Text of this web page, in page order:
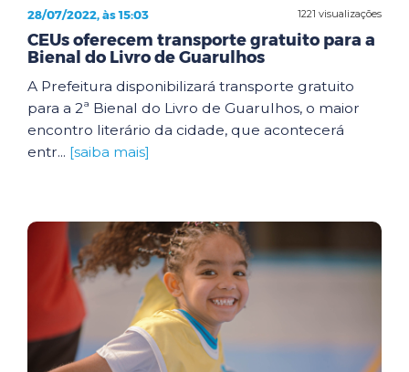
1221 visualizações
28/07/2022, às 15:03
CEUs oferecem transporte gratuito para a
Bienal do Livro de Guarulhos
A Prefeitura disponibilizará transporte gratuito
para a 2ª Bienal do Livro de Guarulhos, o maior
encontro literário da cidade, que acontecerá
entr... [saiba mais]